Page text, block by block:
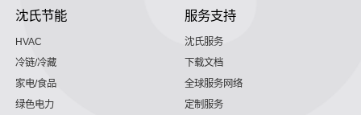
沈氏节能
HVAC
冷链/冷藏
家电/食品
绿色电力
服务支持
沈氏服务
下载文档
全球服务网络
定制服务